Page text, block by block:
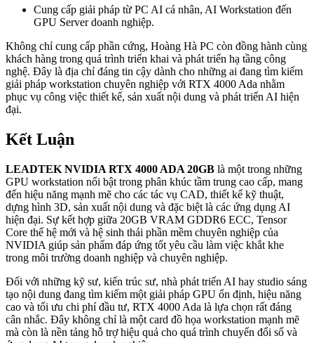
Cung cấp giải pháp từ PC AI cá nhân, AI Workstation đến
GPU Server doanh nghiệp.
Không chỉ cung cấp phần cứng, Hoàng Hà PC còn đồng hành cùng
khách hàng trong quá trình triển khai và phát triển hạ tầng công
nghệ. Đây là địa chỉ đáng tin cậy dành cho những ai đang tìm kiếm
giải pháp workstation chuyên nghiệp với RTX 4000 Ada nhằm
phục vụ công việc thiết kế, sản xuất nội dung và phát triển AI hiện
đại.
Kết Luận
LEADTEK NVIDIA RTX 4000 ADA 20GB là một trong những
GPU workstation nổi bật trong phân khúc tầm trung cao cấp, mang
đến hiệu năng mạnh mẽ cho các tác vụ CAD, thiết kế kỹ thuật,
dựng hình 3D, sản xuất nội dung và đặc biệt là các ứng dụng AI
hiện đại. Sự kết hợp giữa 20GB VRAM GDDR6 ECC, Tensor
Core thế hệ mới và hệ sinh thái phần mềm chuyên nghiệp của
NVIDIA giúp sản phẩm đáp ứng tốt yêu cầu làm việc khắt khe
trong môi trường doanh nghiệp và chuyên nghiệp.
Đối với những kỹ sư, kiến trúc sư, nhà phát triển AI hay studio sáng
tạo nội dung đang tìm kiếm một giải pháp GPU ổn định, hiệu năng
cao và tối ưu chi phí đầu tư, RTX 4000 Ada là lựa chọn rất đáng
cân nhắc. Đây không chỉ là một card đồ họa workstation mạnh mẽ
mà còn là nền tảng hỗ trợ hiệu quả cho quá trình chuyển đổi số và